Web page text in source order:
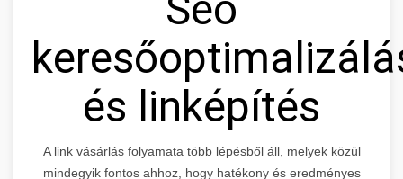
és linképítés
A link vásárlás folyamata több lépésből áll, melyek közül
mindegyik fontos ahhoz, hogy hatékony és eredményes